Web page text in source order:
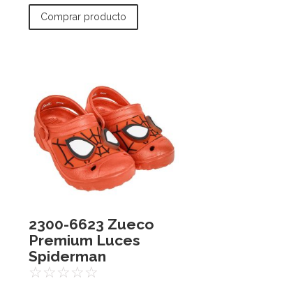
Comprar producto
2300-6623 Zueco
Premium Luces
Spiderman
☆☆☆☆☆